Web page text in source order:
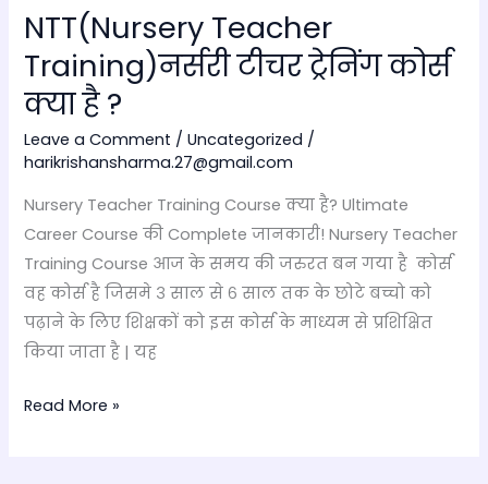
NTT(Nursery Teacher
Training)नर्सरी टीचर ट्रेनिंग कोर्स
क्या है ?
Leave a Comment /Uncategorized /
harikrishansharma.27@gmail.com
Nursery Teacher Training Course क्या है? Ultimate
Career Course की Complete जानकारी! Nursery Teacher
Training Course आज के समय की जरुरत बन गया है कोर्स
वह कोर्स है जिसमे ३ साल से ६ साल तक के छोटे बच्चो को
पढ़ाने के लिए शिक्षकों को इस कोर्स के माध्यम से प्रशिक्षित
किया जाता है | यह
NTT(Nursery
Teacher
Training)नर्सरी
टीचर
ट्रेनिंग
कोर्स
क्या
है
?
Read More »